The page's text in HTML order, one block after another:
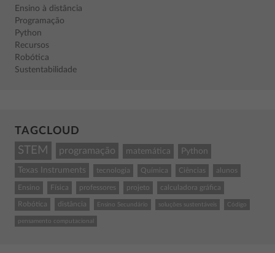
Ensino à distância
Programação
Python
Recursos
Robótica
Sustentabilidade
TAGCLOUD
STEM programação matemática Python
Texas Instruments tecnologia Química Ciências alunos
Ensino Física professores projeto calculadora gráfica
Robótica distância Ensino Secundário soluções sustentáveis Código
pensamento computacional